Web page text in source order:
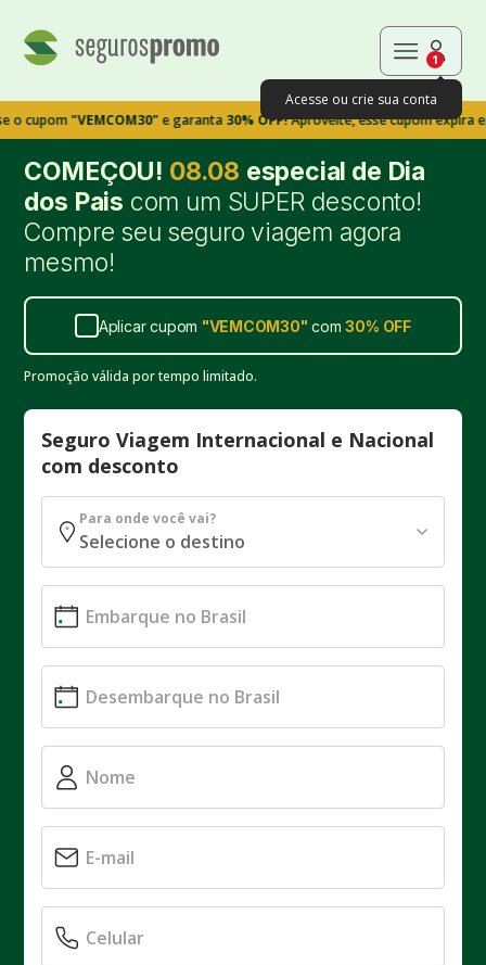
1
Acesse ou crie sua conta
"VEMCOM30"e garanta30% OFF!Aproveite, esse cupom expira em
COMEÇOU! 08.08 especial de Dia
dos Pais com um SUPER desconto!
Compre seu seguro viagem agora
mesmo!
Aplicar cupom "VEMCOM30" com30% OFF
Promoção válida por tempo limitado.
Seguro Viagem Internacional e Nacional
com desconto
Para onde você vai?